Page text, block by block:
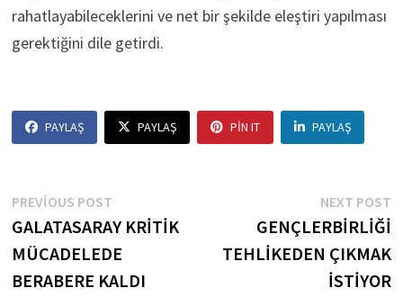
rahatlayabileceklerini ve net bir şekilde eleştiri yapılması
gerektiğini dile getirdi.
PAYLAŞ PAYLAŞ PIN IT PAYLAŞ
Yazı
gezinmesi
PREVIOUS POSTPrevious
post:
GALATASARAY KRİTİK
MÜCADELEDE
BERABERE KALDI
NEXT POST
GENÇLERBİRLİĞİ
TEHLİKEDEN ÇIKMAK
İSTİYOR